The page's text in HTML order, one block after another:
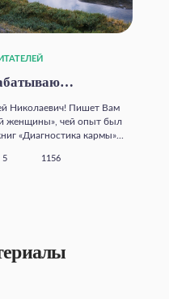
Николаевич! Пишет Вам
женщины», чей опыт был
«Диагностика кармы»...
5 1156